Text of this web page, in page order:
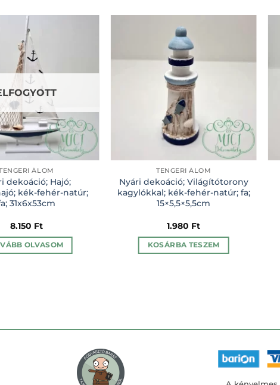
ÁLOM
dekoáció; Hajó;
kék-fehér-natúr;
31x6x53cm
8.150 Ft
OLVASOM
TENGERI ÁLOM
Nyári dekoáció; Világítótorony
kagylókkal; kék-fehér-natúr; fa;
15×5,5×5,5cm
1.980 Ft
KOSÁRBA TESZEM